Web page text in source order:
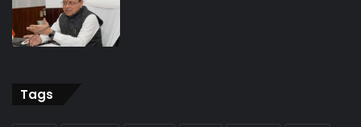
Tags